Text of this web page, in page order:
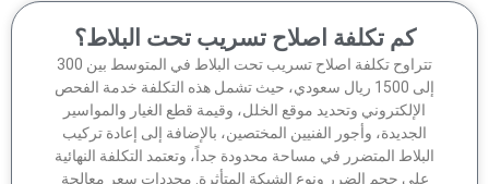
كم تكلفة اصلاح تسريب تحت البلاط؟
تتراوح تكلفة اصلاح تسريب تحت البلاط في المتوسط بين 300
إلى 1500 ريال سعودي، حيث تشمل هذه التكلفة خدمة الفحص
الإلكتروني وتحديد موقع الخلل، وقيمة قطع الغيار والمواسير
الجديدة، وأجور الفنيين المختصين، بالإضافة إلى إعادة تركيب
البلاط المتضرر في مساحة محدودة جداً، وتعتمد التكلفة النهائية
على حجم الضرر ونوع الشبكة المتأثرة. محددات سعر معالجة